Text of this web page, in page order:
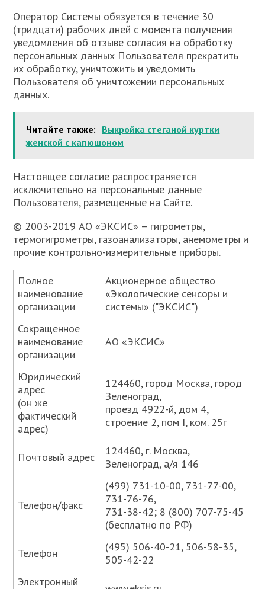
Оператор Системы обязуется в течение 30
(тридцати) рабочих дней с момента получения
уведомления об отзыве согласия на обработку
персональных данных Пользователя прекратить
их обработку, уничтожить и уведомить
Пользователя об уничтожении персональных
данных.
Читайте также: Выкройка стеганой куртки
женской с капюшоном
Настоящее согласие распространяется
исключительно на персональные данные
Пользователя, размещенные на Сайте.
© 2003-2019 АО «ЭКСИС» – гигрометры,
термогигрометры, газоанализаторы, анемометры и
прочие контрольно-измерительные приборы.
Полное
наименование
организации
Акционерное общество
«Экологические сенсоры и
системы» ("ЭКСИС")
Сокращенное
наименование
организации
АО «ЭКСИС»
Юридический
адрес
(он же
фактический
адрес)
124460, город Москва, город
Зеленоград,
проезд 4922-й, дом 4,
строение 2, пом I, ком. 25г
Почтовый адрес
124460, г. Москва,
Зеленоград, а/я 146
Телефон/факс
(499) 731-10-00, 731-77-00,
731-76-76,
731-38-42; 8 (800) 707-75-45
(бесплатно по РФ)
Телефон
(495) 506-40-21, 506-58-35,
505-42-22
Электронный